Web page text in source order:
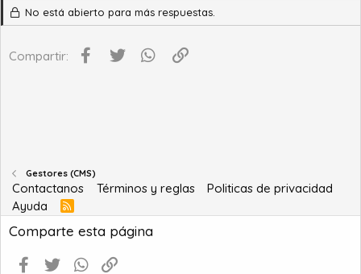
No está abierto para más respuestas.
Compartir: Facebook
Twitter WhatsApp
Gestores (CMS)
Contactanos Términos y reglas
Politicas de privacidad
Ayuda
R
S
S
Comparte esta página
Facebook
Twitter WhatsApp